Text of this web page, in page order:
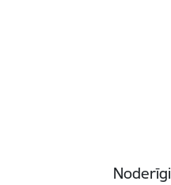
Noderīgi